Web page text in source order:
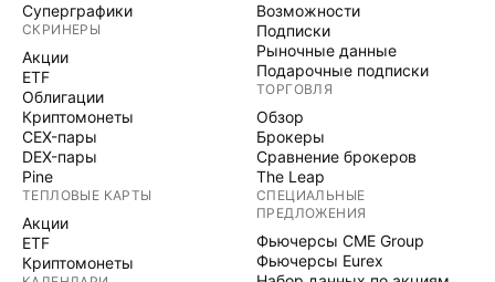
Суперграфики
СКРИНЕРЫ
Акции
ETF
Облигации
Криптомонеты
CEX-пары
DEX-пары
Pine
ТЕПЛОВЫЕ КАРТЫ
Акции
ETF
Криптомонеты
Возможности
Подписки
Рыночные данные
Подарочные подписки
ТОРГОВЛЯ
Обзор
Брокеры
Сравнение брокеров
The Leap
СПЕЦИАЛЬНЫЕ
ПРЕДЛОЖЕНИЯ
Фьючерсы CME Group
Фьючерсы Eurex